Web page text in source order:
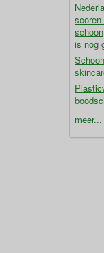
scoren
is nog
meer...